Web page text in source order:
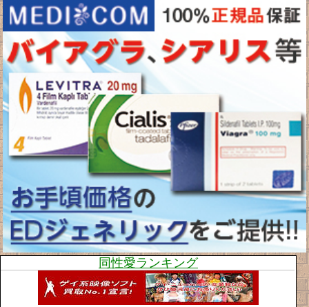
同性愛ランキング